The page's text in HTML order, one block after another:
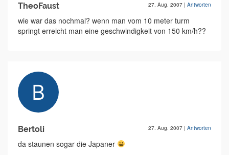
TheoFaust 27. Aug. 2007 | Antworten
wie war das nochmal? wenn man vom 10 meter turm
springt erreicht man eine geschwindigkeit von 150 km/h??
Bertoli 27. Aug. 2007 | Antworten
da staunen sogar die Japaner